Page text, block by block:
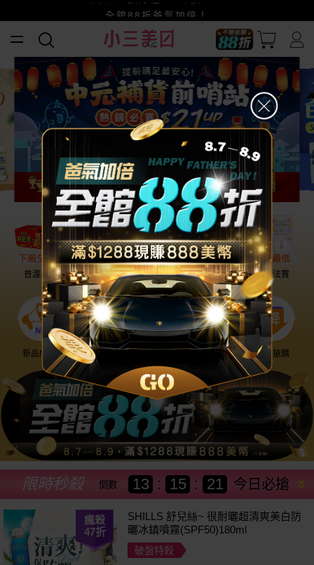
賺美幣~換好禮~立即換GO~
小三美日x全支付~美幣+全點折上折超划算
全館88折爸氣加倍！
普渡必備 話題保養 盛夏提案 雨天法寶
新品NEW 降價搶購
今日必搶
限時秒殺 倒數 13 : 15 : 18
瘋殺
47折
SHILLS 舒兒絲~ 很耐曬超清爽美白防
曬冰鎮噴霧(SPF50)180ml
破盤特殺